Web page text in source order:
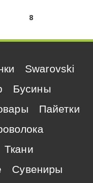
8
Swarovski
Бусины
Пайетки
Ткани
Сувениры